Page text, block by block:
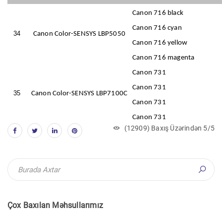
34 Canon Color-SENSYS LBP5050
Canon 716 black
Canon 716 cyan
Canon 716 yellow
Canon 716 magenta
35 Canon Color-SENSYS LBP7100C
Canon 731
Canon 731
Canon 731
Canon 731
(12909) Baxış Üzərindən 5/5
Çox Baxılan Məhsullarımız